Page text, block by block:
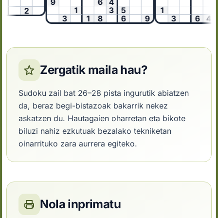
9
6
4
3
5
3
8 6 9
3
4
Zergatik maila hau?
Sudoku zail bat 26–28 pista ingurutik abiatzen
da, beraz begi-bistazoak bakarrik nekez
askatzen du. Hautagaien oharretan eta bikote
biluzi nahiz ezkutuak bezalako tekniketan
oinarrituko zara aurrera egiteko.
Nola inprimatu